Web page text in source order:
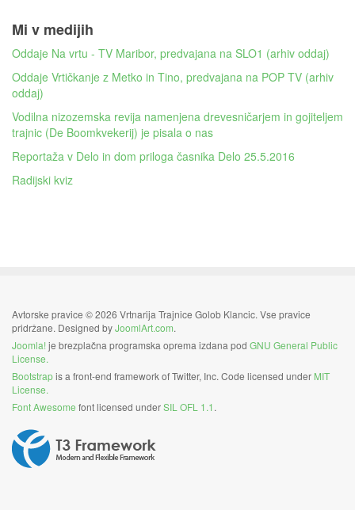
Mi v medijih
Oddaje Na vrtu - TV Maribor, predvajana na SLO1 (arhiv oddaj)
Oddaje Vrtičkanje z Metko in Tino, predvajana na POP TV (arhiv
oddaj)
Vodilna nizozemska revija namenjena drevesničarjem in gojiteljem
trajnic (De Boomkvekerij) je pisala o nas
Reportaža v Delo in dom priloga časnika Delo 25.5.2016
Radijski kviz
Avtorske pravice © 2026 Vrtnarija Trajnice Golob Klancic. Vse pravice
pridržane. Designed byJoomlArt.com.
Joomla! je brezplačna programska oprema izdana pod GNU General Public
License.
Bootstrapis a front-end framework of Twitter, Inc. Code licensed under MIT
License.
Font Awesome font licensed underSIL OFL 1.1 .